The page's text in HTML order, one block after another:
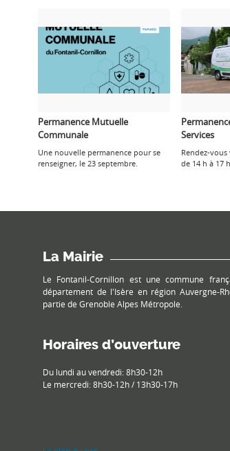
Permanence Mutuelle
Communale
Une nouvelle permanence pour se
renseigner, le 23 septembre.
Services
Rendez-
de 14 h à 17 h
La Mairie
Le Fontanil-Cornillon est une commune
département de l'Isère en région Auvergne-
partie de Grenoble Alpes Métropole.
Horaires d’ouverture
Du lundi au vendredi: 8h30-12h
Le mercredi: 8h30-12h / 13h30-17h